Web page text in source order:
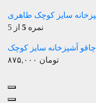
نمره 5 از 5
چاقو آشپزخانه سایز کوچک
تومان